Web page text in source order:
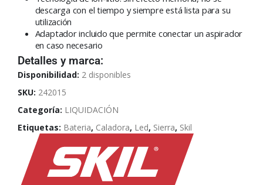
descarga con el tiempo y siempre está lista para su
utilización
Adaptador incluido que permite conectar un aspirador
en caso necesario
Detalles y marca:
Disponibilidad: 2 disponibles
SKU: 242015
Categoría: LIQUIDACIÓN
Etiquetas: Bateria, Caladora, Led, Sierra, Skil